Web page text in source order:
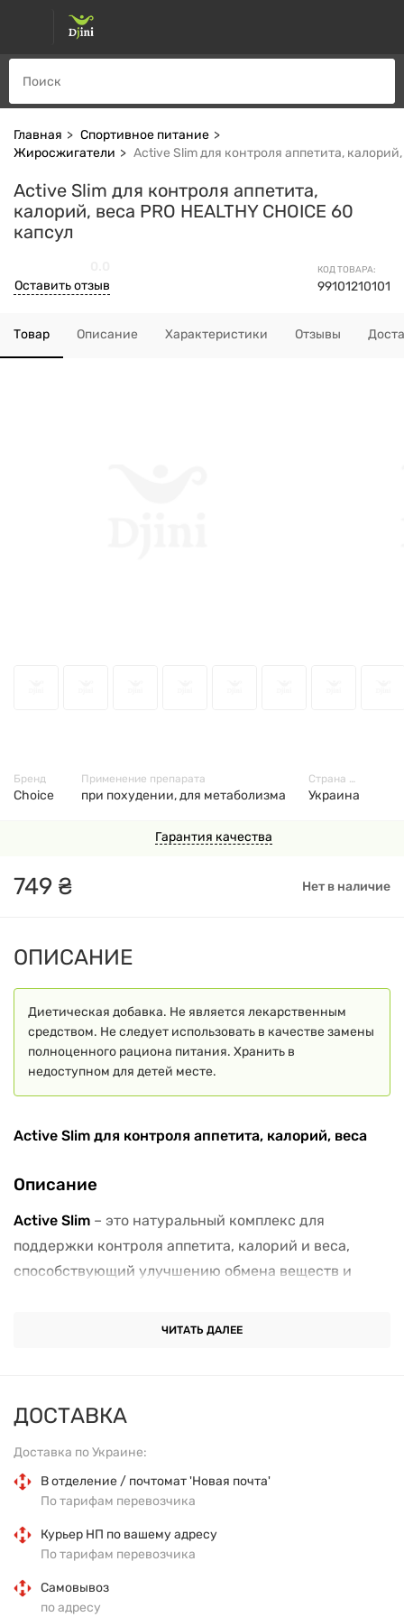
Главная
Спортивное питание
Жиросжигатели
Active Slim для контроля аппетита, калорий,
Active Slim для контроля аппетита,
калорий, веса PRO HEALTHY CHOICE 60
капсул
КОД ТОВАРА:
99101210101
Оставить отзыв
Товар Описание Характеристики Отзывы
Гарантия качества
749 ₴ Нет в наличие
ДОСТАВКА
Доставка по Украине:
В отделение / почтомат 'Новая почта'
По тарифам перевозчика
Курьер НП по вашему адресу
По тарифам перевозчика
Самовывоз
по адресу
Бренд
Choice
Применение препарата
при похудении, для метаболизма
Страна производитель
Украина
ОПИСАНИЕ
Диетическая добавка. Не является лекарственным
средством. Не следует использовать в качестве замены
полноценного рациона питания. Хранить в
недоступном для детей месте.
Active Slim для контроля аппетита, калорий, веса
Описание
Active Slim – это натуральный комплекс для
поддержки контроля аппетита, калорий и веса,
способствующий улучшению обмена веществ и
изнурительных диет.
Ускоряет метаболизм и жировой обмен.
Снижает постоянное чувство голода.
Нормализует уровень сахара в крови.
ЧИТАТЬ ДАЛЕЕ